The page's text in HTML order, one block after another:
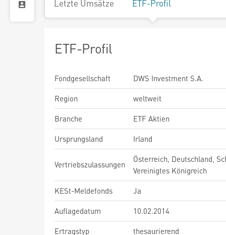
Letzte Umsätze ETF-Profil
ETF-Profil
Fondgesellschaft
DWS Investment S.A.
Region
weltweit
Branche
ETF Aktien
Ursprungsland
Irland
Vertriebszulassungen
Österreich, Deutschland,
Vereinigtes Königreich
KESt-Meldefonds
Ja
Auflagedatum
10.02.2014
Ertragstyp
thesaurierend